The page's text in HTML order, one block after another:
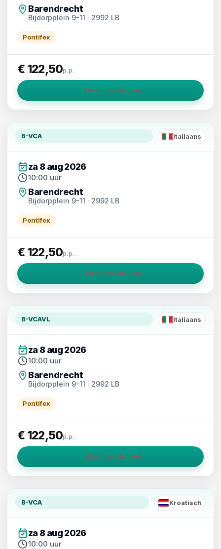
Barendrecht
Bijdorpplein 9-11 · 2992 LB
Pontifex
€ 122,50p.p.
→ Direct inschrijven
B-VCA
IT
Italiaans
za 8 aug 2026
10:00 uur
Barendrecht
Bijdorpplein 9-11 · 2992 LB
Pontifex
€ 122,50p.p.
→ Direct inschrijven
B-VCAVL
IT
Italiaans
za 8 aug 2026
10:00 uur
Barendrecht
Bijdorpplein 9-11 · 2992 LB
Pontifex
€ 122,50p.p.
→ Direct inschrijven
B-VCA
HR
Kroatisch
za 8 aug 2026
10:00 uur